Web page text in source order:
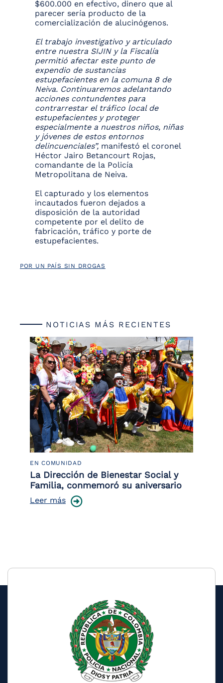
$600.000 en efectivo, dinero que al
parecer sería producto de la
comercialización de alucinógenos.
El trabajo investigativo y articulado
entre nuestra SIJIN y la Fiscalía
permitió afectar este punto de
expendio de sustancias
estupefacientes en la comuna 8 de
Neiva. Continuaremos adelantando
acciones contundentes para
contrarrestar el tráfico local de
estupefacientes y proteger
especialmente a nuestros niños, niñas
y jóvenes de estos entornos
delincuenciales”, manifestó el coronel
Héctor Jairo Betancourt Rojas,
comandante de la Policía
Metropolitana de Neiva.
El capturado y los elementos
incautados fueron dejados a
disposición de la autoridad
competente por el delito de
fabricación, tráfico y porte de
estupefacientes.
POR UN PAÍS SIN DROGAS
NOTICIAS MÁS RECIENTES
EN COMUNIDAD
La Dirección de Bienestar Social y
Familia, conmemoró su aniversario
Leer más